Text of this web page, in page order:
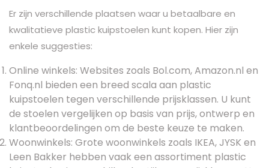
Er zijn verschillende plaatsen waar u betaalbare en
kwalitatieve plastic kuipstoelen kunt kopen. Hier zijn
enkele suggesties:
Online winkels: Websites zoals Bol.com, Amazon.nl en
Fonq.nl bieden een breed scala aan plastic
kuipstoelen tegen verschillende prijsklassen. U kunt
de stoelen vergelijken op basis van prijs, ontwerp en
klantbeoordelingen om de beste keuze te maken.
Woonwinkels: Grote woonwinkels zoals IKEA, JYSK en
Leen Bakker hebben vaak een assortiment plastic